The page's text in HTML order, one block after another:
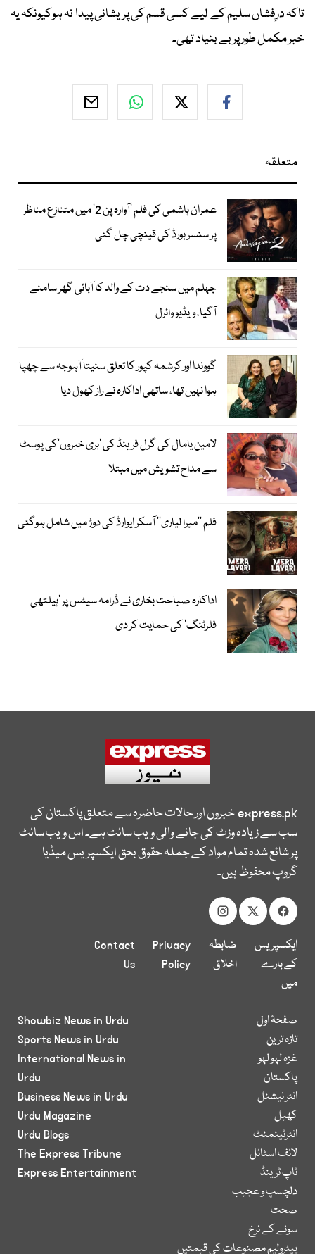
تاکہ درِفشاں سلیم کے لیے کسی قسم کی پریشانی پیدا نہ ہوکیونکہ یہ
خبر مکمل طور پر بے بنیاد تھی۔
متعلقہ
عمران ہاشمی کی فلم ’آوارہ پن 2‘ میں متنازع مناظر
پر سنسر بورڈ کی قینچی چل گئی
جہلم میں سنجے دت کے والد کا آبائی گھر سامنے
آگیا، ویڈیو وائرل
گووندا اور کرشمہ کپور کا تعلق سنیتا آہوجہ سے چھپا
ہوا نہیں تھا، ساتھی اداکارہ نے راز کھول دیا
لامین یامال کی گرل فرینڈ کی ’بری خبروں‘کی پوسٹ
سے مداح تشویش میں مبتلا
فلم ’’میرا لیاری‘‘ آسکر ایوارڈ کی دوڑ میں شامل ہوگئی
اداکارہ صباحت بخاری نے ڈرامہ سیٹس پر ’ہیلتھی
فلرٹنگ‘ کی حمایت کر دی
express.pkخبروں اور حالات حاضرہ سے متعلق پاکستان کی
سب سے زیادہ وزٹ کی جانے والی ویب سائٹ ہے۔ اس ویب سائٹ
پر شائع شدہ تمام مواد کے جملہ حقوق بحق ایکسپریس میڈیا
گروپ محفوظ ہیں۔
ایکسپریس
کے بارے
میں
ضابطہ
اخلاق
Privacy
Policy
Contact
Us
صفحۂ اول
تازہ ترین
غزہ لہو لہو
پاکستان
انٹر نیشنل
کھیل
انٹرٹینمنٹ
لائف اسٹائل
ٹاپ ٹرینڈ
دلچسپ و عجیب
صحت
سونے کے نرخ
پیٹرولیم مصنوعات کی قیمتیں
Showbiz News in Urdu
Sports News in Urdu
International News in
Urdu
Business News in Urdu
Urdu Magazine
Urdu Blogs
The Express Tribune
Express Entertainment